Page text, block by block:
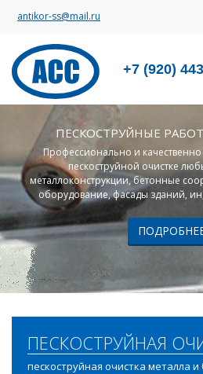
antikor-ss@mail.ru
+7 (920)
ПЕСКОСТРУЙНЫЕ
Профессионально и
пескоструйной очистке
металлоконструкции, бетонные
оборудование, фасады зданий,
ПЕСКОСТРУЙНАЯ
пескоструйная очистка металла